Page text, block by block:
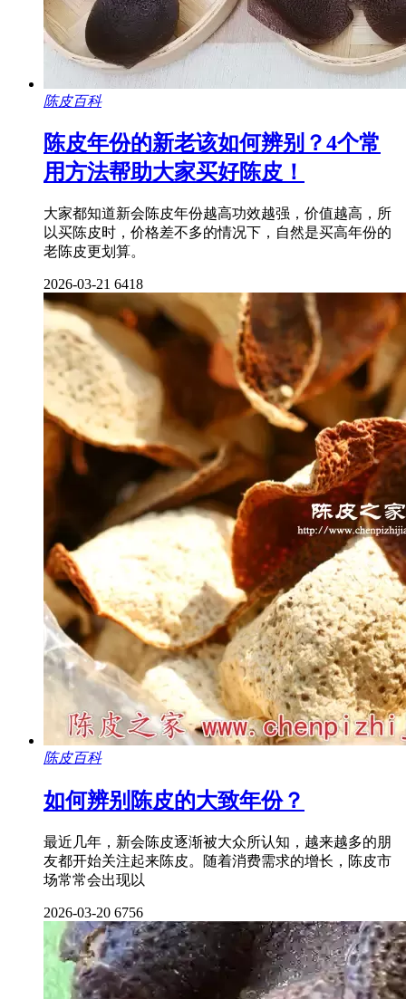
陈皮百科
陈皮年份的新老该如何辨别？4个常
用方法帮助大家买好陈皮！
大家都知道新会陈皮年份越高功效越强，价值越高，所
以买陈皮时，价格差不多的情况下，自然是买高年份的
老陈皮更划算。
2026-03-21 6418
陈皮百科
如何辨别陈皮的大致年份？
最近几年，新会陈皮逐渐被大众所认知，越来越多的朋
友都开始关注起来陈皮。随着消费需求的增长，陈皮市
场常常会出现以
2026-03-20 6756